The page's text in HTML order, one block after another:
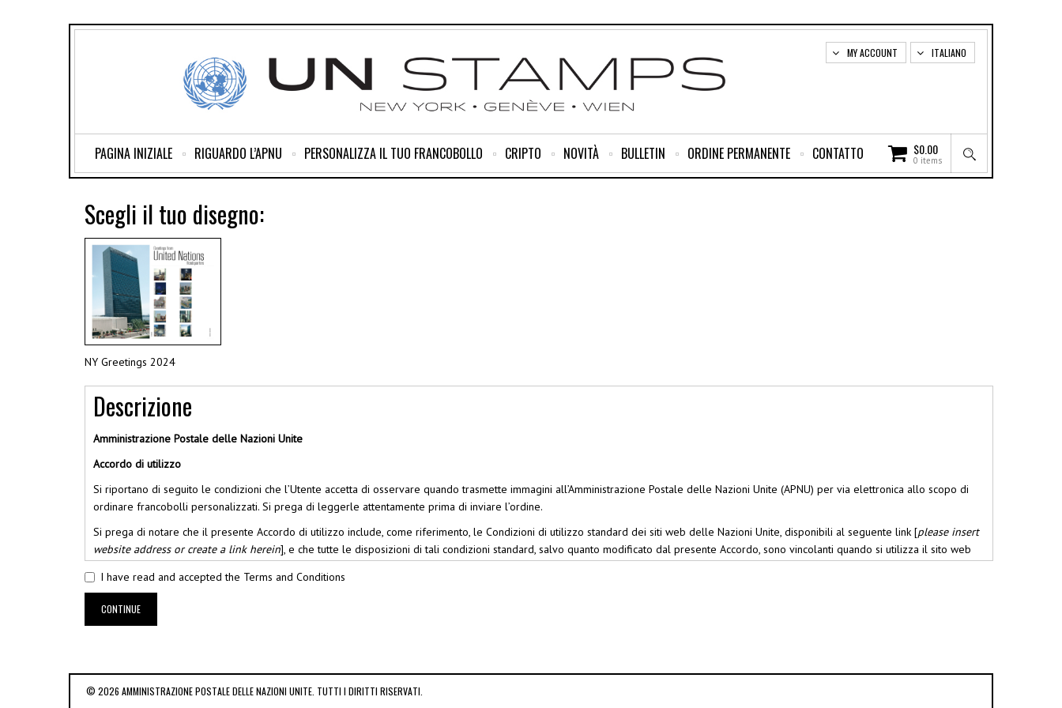
ITALIANO
MY ACCOUNT
$0.00
0 items
PAGINA INIZIALE RIGUARDO L’APNU PERSONALIZZA IL TUO FRANCOBOLLO CRIPTO NOVITÀ BULLETIN ORDINE PERMANENTE CONTATTO
Scegli il tuo disegno:
NY Greetings 2024
Descrizione
Amministrazione Postale delle Nazioni Unite
Accordo di utilizzo
Si riportano di seguito le condizioni che l’Utente accetta di osservare quando trasmette immagini all’Amministrazione Postale delle Nazioni Unite (APNU) per via elettronica allo scopo di
ordinare francobolli personalizzati. Si prega di leggerle attentamente prima di inviare l’ordine.
Si prega di notare che il presente Accordo di utilizzo include, come riferimento, le Condizioni di utilizzo standard dei siti web delle Nazioni Unite, disponibili al seguente link [please insert
website address or create a link herein], e che tutte le disposizioni di tali condizioni standard, salvo quanto modificato dal presente Accordo, sono vincolanti quando si utilizza il sito web
Permesso di utilizzare l’immagine
carico, autorizza le Nazioni Unite a riprodurre l’immagine del minore/della persona a carico.
L’APNU non vende, affitta o fornisce in altro modo a terzi le informazioni personali dell’Utente. L’Utente riceve solo informazioni sui prodotti e sui servizi dell’APNU purché abbia espresso
I have read and accepted the Terms and Conditions
CONTINUE
© 2026 AMMINISTRAZIONE POSTALE DELLE NAZIONI UNITE. TUTTI I DIRITTI RISERVATI.